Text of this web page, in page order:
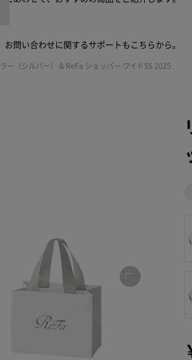
問い合わせに関するサポートもこちらから。
ー（シルバー） & ReFa ショッパー ワイドSS 2025